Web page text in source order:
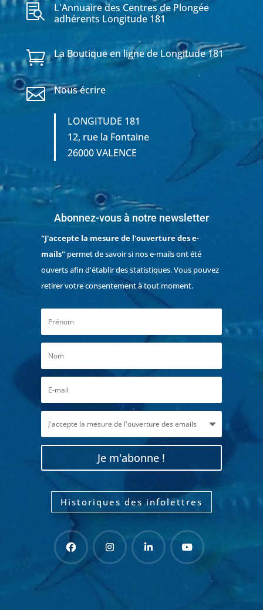

L'Annuaire des Centres de Plongée
adhérents Longitude 181
 La Boutique en ligne de Longitude 181
 Nous écrire
LONGITUDE 181
12, rue la Fontaine
26000 VALENCE
Abonnez-vous à notre newsletter
"J'accepte la mesure de l'ouverture des e-
mails"permet de savoir si nos e-mails ont été
ouverts afin d'établir des statistiques. Vous pouvez
retirer votre consentement à tout moment.
Je m'abonne !
Historiques des infolettres